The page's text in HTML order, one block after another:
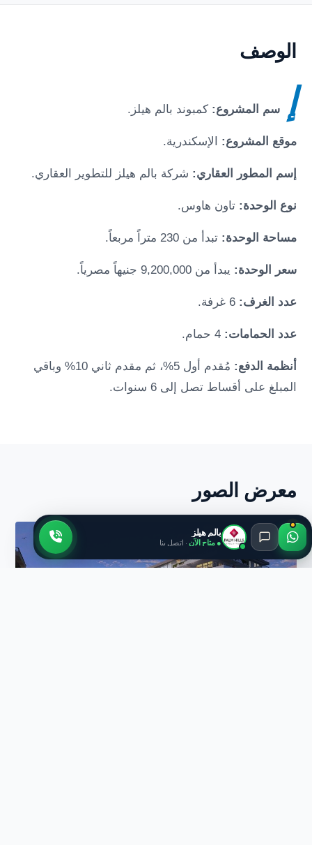
الوصف
إ سم المشروع:كمبوند بالم هيلز .
موقع المشروع: الإسكندرية.
إسم المطور العقاري: شركة بالم هيلز للتطوير العقاري.
نوع الوحدة: تاون هاوس.
مساحة الوحدة:تبدأ من 230 متراً مربعاً.
سعر الوحدة: يبدأ من 9,200,000 جنيهاً مصرياً.
عدد الغرف: 6 غرفة.
عدد الحمامات: 4 حمام.
أنظمة الدفع:
مُقدم أول 5%، ثم مقدم ثاني 10% وباقي
المبلغ على أقساط تصل إلى 6 سنوات.
معرض الصور
بالم هيلز
● متاح الآن · اتصل بنا